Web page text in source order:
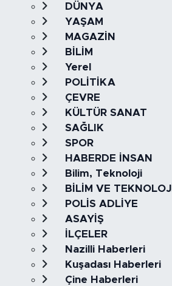
DÜNYA
YAŞAM
MAGAZİN
BİLİM
Yerel
POLİTİKA
ÇEVRE
KÜLTÜR SANAT
SAĞLIK
SPOR
HABERDE İNSAN
Bilim, Teknoloji
BİLİM VE TEKNOLOJİ
POLİS ADLİYE
ASAYİŞ
İLÇELER
Nazilli Haberleri
Kuşadası Haberleri
Çine Haberleri